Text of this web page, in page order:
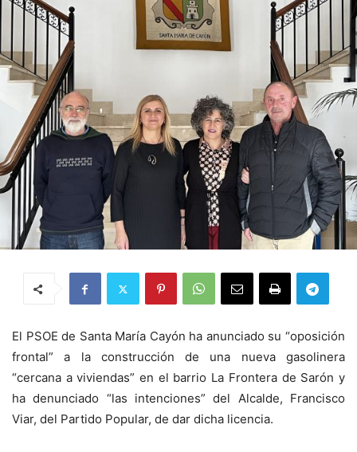
El PSOE de Santa María Cayón ha anunciado su “oposición
frontal” a la construcción de una nueva gasolinera
“cercana a viviendas” en el barrio La Frontera de Sarón y
ha denunciado “las intenciones” del Alcalde, Francisco
Viar, del Partido Popular, de dar dicha licencia.